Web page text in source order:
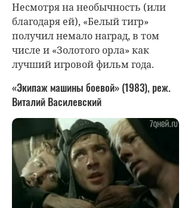
Несмотря на необычность (или
благодаря ей), «Белый тигр»
получил немало наград, в том
числе и «Золотого орла» как
лучший игровой фильм года.
«Экипаж машины боевой» (1983), реж.
Виталий Василевский